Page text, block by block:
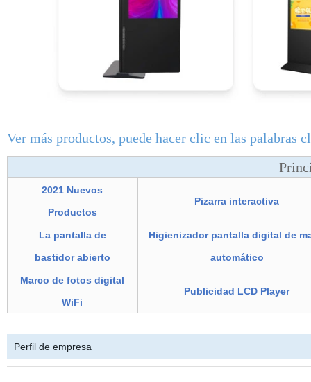
Ver más productos, puede hacer clic en las palabras
2021 Nuevos
Productos
Pizarra interactiva
La pantalla de
bastidor abierto
Higienizador pantalla digital de
automático
Marco de fotos digital
WiFi
Publicidad LCD Player
Perfil de empresa